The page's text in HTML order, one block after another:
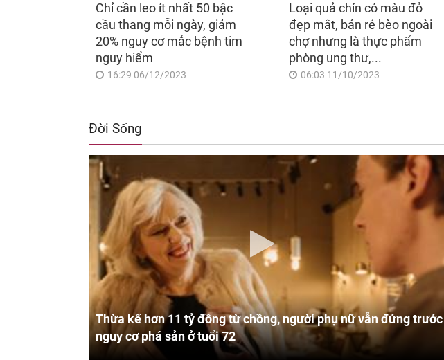
Chỉ cần leo ít nhất 50 bậc
cầu thang mỗi ngày, giảm
20% nguy cơ mắc bệnh tim
nguy hiểm
16:29 06/12/2023
Loại quả chín có màu đỏ
đẹp mắt, bán rẻ bèo ngoài
chợ nhưng là thực phẩm
phòng ung thư,...
06:03 11/10/2023
Đời Sống
Thừa kế hơn 11 tỷ đồng từ chồng, người phụ nữ vẫn đứng trước
nguy cơ phá sản ở tuổi 72